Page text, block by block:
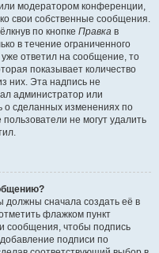
модератором конференции,
свои собственные сообщения.
по кнопке Правка в
в течение ограниченного
ответил на сообщение, то
показывает количество
них. Эта надпись не
администратор или
о сделанных изменениях по
не могут удалить
должны сначала создать её в
флажком пункт
сообщения, чтобы подпись
подписи по